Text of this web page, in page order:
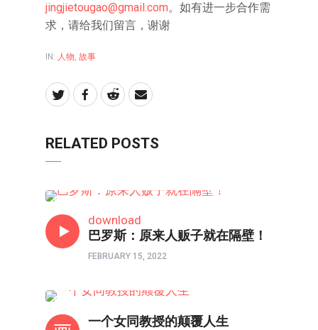
jingjietougao@gmail.com。如有进一步合作需
求，请给我们留言，谢谢
IN: 人物, 故事
RELATED POSTS
download
巴罗斯：原来人贩子就在隔壁！
FEBRUARY 15, 2022
一个女同教授的颠覆人生